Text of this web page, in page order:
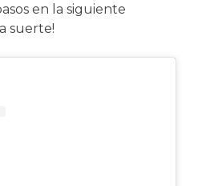
en la siguiente
suerte!